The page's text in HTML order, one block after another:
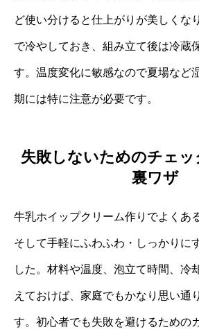
ど使い分けると仕上がりが美しくな
で冷やしておき、組み立て後は冷蔵
す。温度変化に敏感なので夏場など
期には特に注意が必要です。
失敗しないためのチェッ
裏ワザ
牛乳ホイップクリーム作りでよくあ
そして手軽にふわふわ・しっかりに
した。材料や温度、泡立て時間、冷
えておけば、家庭でもかなり思い通
す。初心者でも失敗を避けるための